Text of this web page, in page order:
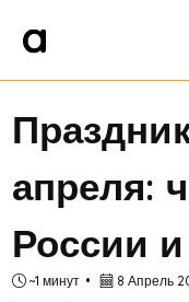
апреля:
России
~1 минут 8 Апрель